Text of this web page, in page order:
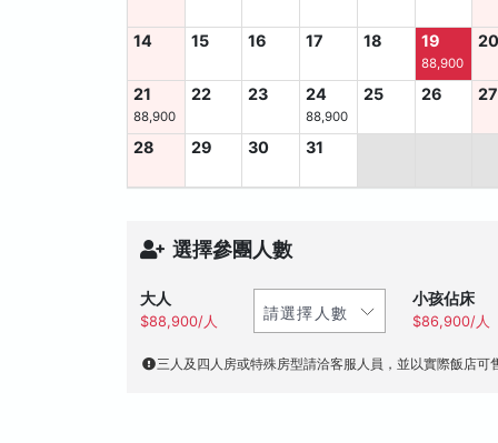
14 15 16 17 18 19
88,900
21
88,900
22 23 24
88,900
25 26 27
28 29 30 31
選擇參團人數
大人
$88,900/人
小孩佔床
$86,900/人
三人及四人房或特殊房型請洽客服人員，並以實際飯店可